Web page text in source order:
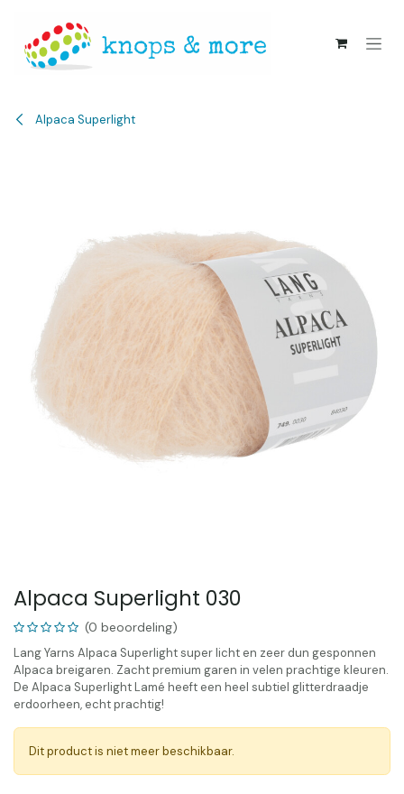
Alpaca Superlight
Alpaca Superlight 030
(0 beoordeling)
Lang Yarns Alpaca Superlight super licht en zeer dun gesponnen
Alpaca breigaren. Zacht premium garen in velen prachtige kleuren.
De Alpaca Superlight Lamé heeft een heel subtiel glitterdraadje
erdoorheen, echt prachtig!
Dit product is niet meer beschikbaar.